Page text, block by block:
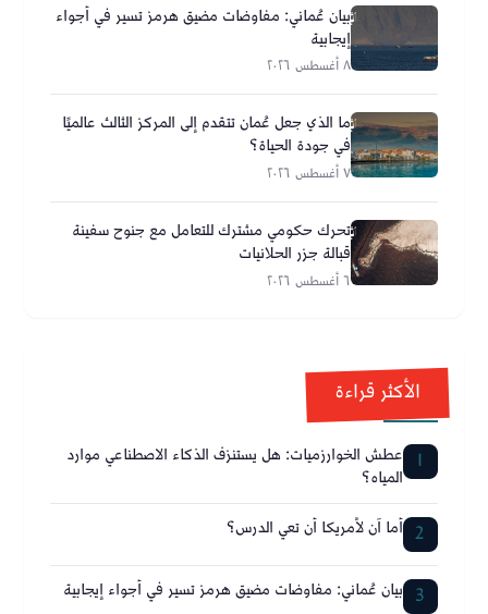
بيان عُماني: مفاوضات مضيق هرمز تسير في أجواء
إيجابية
٨ أغسطس ٢٠٢٦
ما الذي جعل عُمان تتقدم إلى المركز الثالث عالميًا
في جودة الحياة؟
٧ أغسطس ٢٠٢٦
تحرك حكومي مشترك للتعامل مع جنوح سفينة
قبالة جزر الحلانيات
٦ أغسطس ٢٠٢٦
الأكثر قراءة
1 عطش الخوارزميات: هل يستنزف الذكاء الاصطناعي موارد
المياه؟
2 أما آن لأمريكا أن تعي الدرس؟
3 بيان عُماني: مفاوضات مضيق هرمز تسير في أجواء إيجابية